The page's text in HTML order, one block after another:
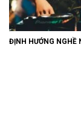
ĐỊNH HƯỚNG NGHỀ